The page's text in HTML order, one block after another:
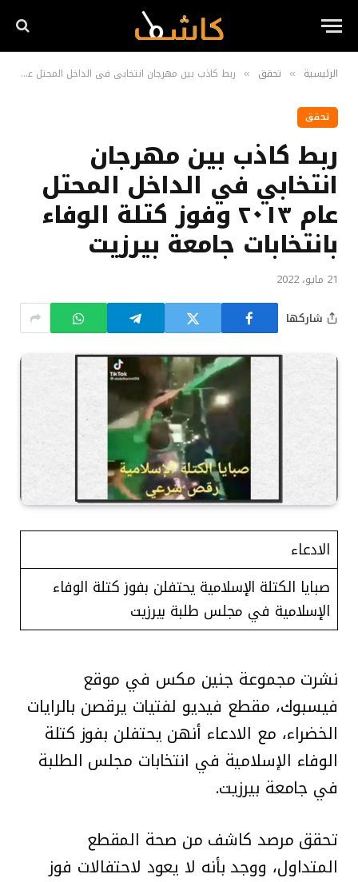
الرئيسية » تحقق » ربط كاذب بين مهرجان انتخابي في الداخل المحتل عام ٢٠١٣ وفوز كتلة الوفاء بانتخابات جامعة بيرزيت
تحقق
ربط كاذب بين مهرجان
انتخابي في الداخل المحتل
عام ٢٠١٣ وفوز كتلة الوفاء
بانتخابات جامعة بيرزيت
21 مايو، 2022
شاركها
الادعاء
صبايا الكتلة الإسلامية يحتفلن بفوز كتلة الوفاء
الإسلامية في مجلس طلبة بيرزيت
نشرت مجموعة جنين مكس في موقع
فيسبوك، مقطع فيديو لفتيات يرقصن بالرايات
الخضراء، مع الادعاء أنهن يحتفلن بفوز كتلة
الوفاء الإسلامية في انتخابات مجلس الطلبة
في جامعة بيرزيت.
تحقق مرصد كاشف من صحة المقطع
المتداول، ووجد بأنه لا يعود لاحتفالات فوز